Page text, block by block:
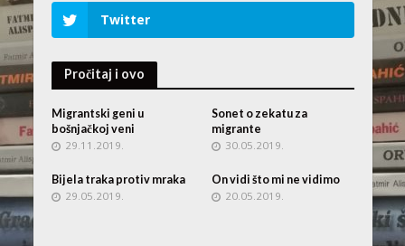
Twitter
Pročitaj i ovo
Migrantski geni u
bošnjačkoj veni
29.11.2019.
Sonet o zekatu za
migrante
30.05.2019.
Bijela traka protiv mraka
29.05.2019.
On vidi što mi ne vidimo
20.05.2019.